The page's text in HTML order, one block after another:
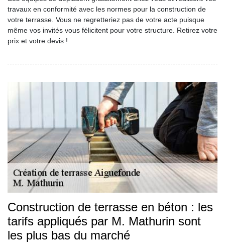
travaux en conformité avec les normes pour la construction de
votre terrasse. Vous ne regretteriez pas de votre acte puisque
même vos invités vous félicitent pour votre structure. Retirez votre
prix et votre devis !
Construction de terrasse en béton : les
tarifs appliqués par M. Mathurin sont
les plus bas du marché